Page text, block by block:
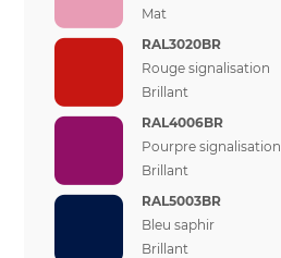
Mat
RAL3020BR
Rouge signalisation
Brillant
RAL4006BR
Pourpre signalisation
Brillant
RAL5003BR
Bleu saphir
Brillant